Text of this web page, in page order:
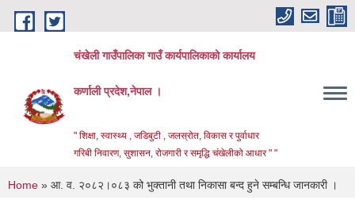
Skip to main content
चंखेली गाउँपालिका गाउँ कार्यपालिकाको कार्यालय
कर्णाली प्रदेश,नेपाल ।
" शिक्षा, स्वास्थ्य , जडिबुटी , जलस्रोत, विकास र पुर्वाधार
गरिबी निवारण, सुशासन, रोजगारी र समृद्धि चंखेलीको आधार " "
You are here
Home » आ. व. २०८२।०८३ को भुक्तानी तथा निकासा बन्द हुने सम्बन्धि जानकारी ।